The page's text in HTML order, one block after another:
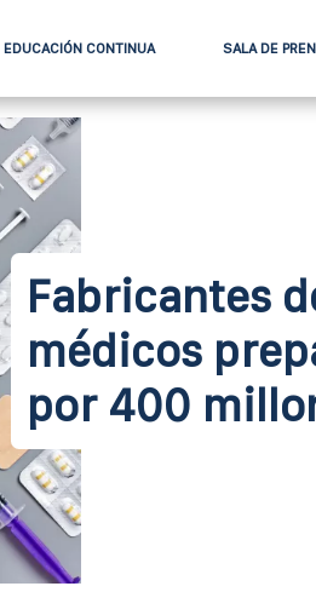
EDUCACIÓN CONTINUA SALA DE
Fabricantes
médicos
por 400